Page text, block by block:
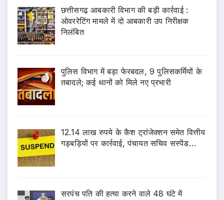
छत्तीसगढ़ आबकारी विभाग की बड़ी कार्रवाई :
ओवररेटिंग मामले में दो आबकारी उप निरीक्षक
निलंबित
पुलिस विभाग में बड़ा फेरबदल, 9 पुलिसकर्मियों के
तबादले; कई थानों को मिले नए प्रभारी
12.14 लाख रुपये के कैश ट्रांजेक्शन समेत वित्तीय
गड़बड़ियों पर कार्रवाई, पंचायत सचिव सस्पेंड…
सरपंच पति की हत्या करने वाले 48 घंटे में